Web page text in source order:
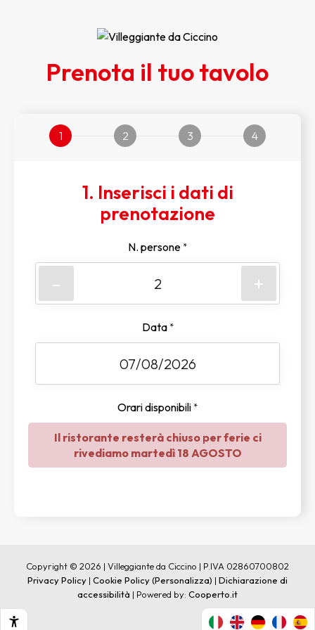
Prenota il tuo tavolo
1 2 3 4
1. Inserisci i dati di
prenotazione
N. persone *
- +
Data *
Orari disponibili *
Il ristorante resterà chiuso per ferie ci
rivediamo martedì 18 AGOSTO
Copyright © 2026 | Villeggiante da Ciccino | P.IVA 02860700802
Privacy Policy | Cookie Policy(Personalizza) | Dichiarazione di
accessibilità | Powered by: Cooperto.it